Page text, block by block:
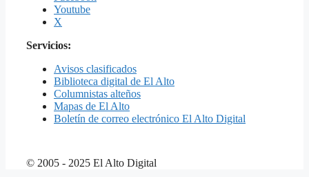
Youtube
X
Servicios:
Avisos clasificados
Biblioteca digital de El Alto
Columnistas alteños
Mapas de El Alto
Boletín de correo electrónico El Alto Digital
© 2005 - 2025 El Alto Digital